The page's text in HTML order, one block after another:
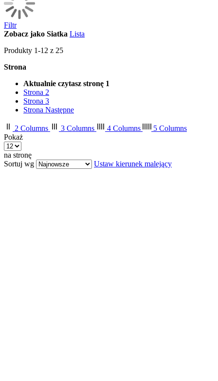
Filtr
Zobacz jako Siatka Lista
Produkty 1-12 z 25
Strona
Aktualnie czytasz stronę 1
Strona 2
Strona 3
Strona Następne
2 Columns 3 Columns 4 Columns
5 Columns
Pokaż
na stronę
Sortuj wg
Ustaw kierunek malejący